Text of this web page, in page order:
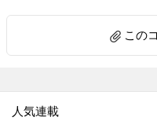
この
人気連載